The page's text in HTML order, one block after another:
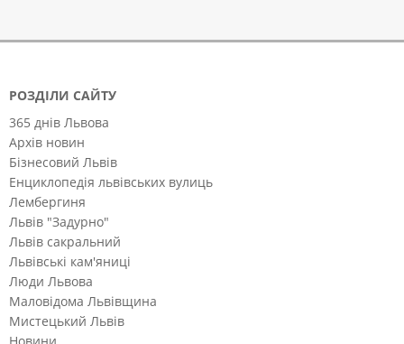
РОЗДІЛИ САЙТУ
365 днів Львова
Архів новин
Бізнесовий Львів
Енциклопедія львівських вулиць
Лембергиня
Львів "Задурно"
Львів сакральний
Львівські кам'яниці
Люди Львова
Маловідома Львівщина
Мистецький Львів
Новини